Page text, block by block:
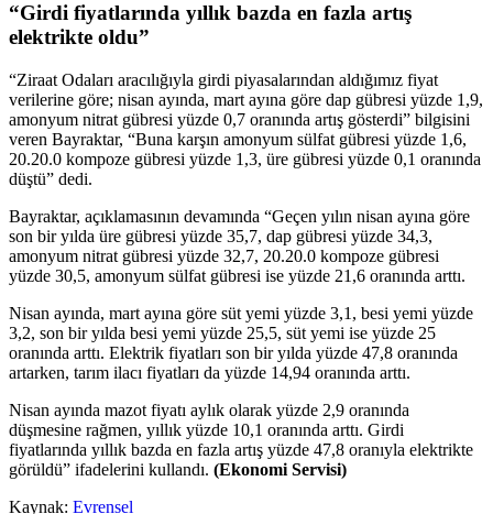
“Girdi fiyatlarında yıllık bazda en fazla artış
elektrikte oldu”
“Ziraat Odaları aracılığıyla girdi piyasalarından aldığımız fiyat
verilerine göre; nisan ayında, mart ayına göre dap gübresi yüzde 1,9,
amonyum nitrat gübresi yüzde 0,7 oranında artış gösterdi” bilgisini
veren Bayraktar, “Buna karşın amonyum sülfat gübresi yüzde 1,6,
20.20.0 kompoze gübresi yüzde 1,3, üre gübresi yüzde 0,1 oranında
düştü” dedi.
Bayraktar, açıklamasının devamında “Geçen yılın nisan ayına göre
son bir yılda üre gübresi yüzde 35,7, dap gübresi yüzde 34,3,
amonyum nitrat gübresi yüzde 32,7, 20.20.0 kompoze gübresi
yüzde 30,5, amonyum sülfat gübresi ise yüzde 21,6 oranında arttı.
Nisan ayında, mart ayına göre süt yemi yüzde 3,1, besi yemi yüzde
3,2, son bir yılda besi yemi yüzde 25,5, süt yemi ise yüzde 25
oranında arttı. Elektrik fiyatları son bir yılda yüzde 47,8 oranında
artarken, tarım ilacı fiyatları da yüzde 14,94 oranında arttı.
Nisan ayında mazot fiyatı aylık olarak yüzde 2,9 oranında
düşmesine rağmen, yıllık yüzde 10,1 oranında arttı. Girdi
fiyatlarında yıllık bazda en fazla artış yüzde 47,8 oranıyla elektrikte
görüldü” ifadelerini kullandı. (Ekonomi Servisi)
Kaynak: Evrensel